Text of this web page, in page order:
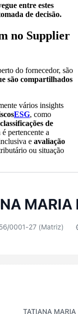
entre estes
de decisão.
no Supplier
do fornecedor, são
são compartilhados
vários insights
ESG, como
classificações de
pertencente a
e avaliação
ou situação